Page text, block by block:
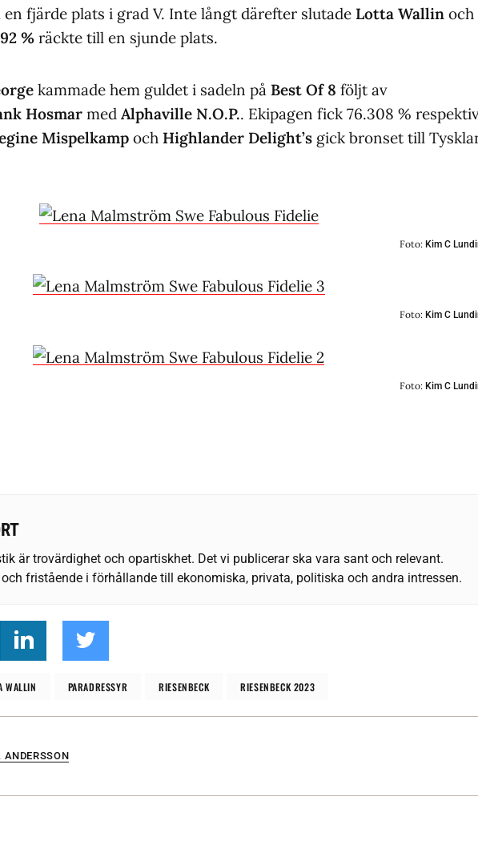
en fjärde plats i grad V. Inte långt därefter slutade Lotta Wallin och
% räckte till en sjunde plats.
kammade hem guldet i sadeln på Best Of 8 följt av
Hosmar med Alphaville N.O.P.. Ekipagen fick 76.308 %
Mispelkamp och Highlander Delight’s gick bronset till
Foto: Kim C
Foto: Kim C
Foto: Kim C
är trovärdighet och opartiskhet. Det vi publicerar ska vara sant och relevant.
fristående i förhållande till ekonomiska, privata, politiska och andra intressen.
WALLIN PARADRESSYR RIESENBECK RIESENBECK 2023